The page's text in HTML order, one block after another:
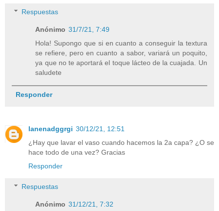
Respuestas
Anónimo 31/7/21, 7:49
Hola! Supongo que si en cuanto a conseguir la textura
se refiere, pero en cuanto a sabor, variará un poquito,
ya que no te aportará el toque lácteo de la cuajada. Un
saludete
Responder
lanenadggrgi 30/12/21, 12:51
¿Hay que lavar el vaso cuando hacemos la 2a capa? ¿O se
hace todo de una vez? Gracias
Responder
Respuestas
Anónimo 31/12/21, 7:32